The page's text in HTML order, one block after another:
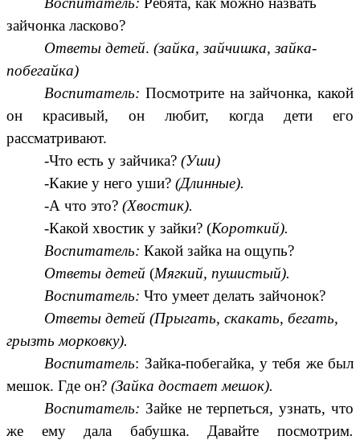
зайчонка ласково?
Ответы детей.(зайка, зайчишка, зайка-
побегайка)
Воспитатель: Посмотрите на зайчонка, какой
он красивый, он любит, когда дети его
рассматривают.
-Что есть у зайчика?(Уши)
-Какие у него уши?(Длинные).
-А что это?(Хвостик).
-Какой хвостик у зайки? (Короткий).
Воспитатель: Какой зайка на ощупь?
Ответы детей (Мягкий, пушистый).
Воспитатель:Что умеет делать зайчонок?
Ответы детей (Прыгать, скакать, бегать,
грызть морковку).
Воспитатель: Зайка-побегайка, у тебя же был
мешок. Где он? (Зайка достает мешок).
Воспитатель: Зайке не терпеться, узнать, что
же ему дала бабушка. Давайте посмотрим.